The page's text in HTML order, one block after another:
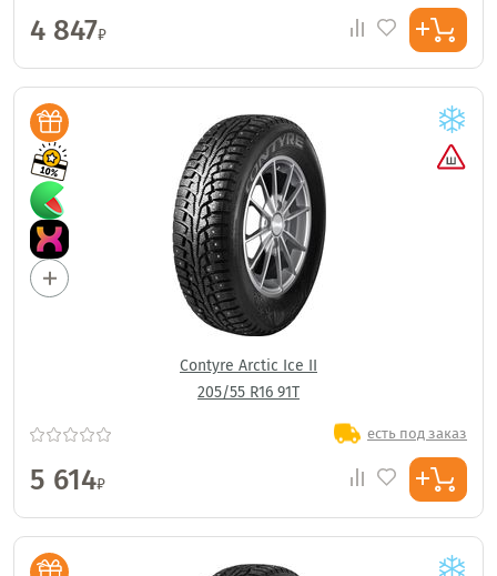
4 847₽
Contyre Arctic Ice II
205/55 R16 91T
есть под заказ
5 614₽